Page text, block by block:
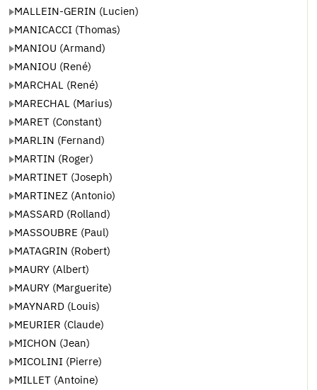
MALLEIN-GERIN (Lucien)
MANICACCI (Thomas)
MANIOU (Armand)
MANIOU (René)
MARCHAL (René)
MARECHAL (Marius)
MARET (Constant)
MARLIN (Fernand)
MARTIN (Roger)
MARTINET (Joseph)
MARTINEZ (Antonio)
MASSARD (Rolland)
MASSOUBRE (Paul)
MATAGRIN (Robert)
MAURY (Albert)
MAURY (Marguerite)
MAYNARD (Louis)
MEURIER (Claude)
MICHON (Jean)
MICOLINI (Pierre)
MILLET (Antoine)